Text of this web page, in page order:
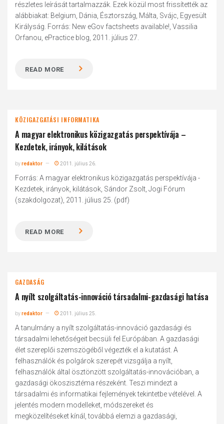
részletes leírását tartalmazzák. Ezek közül most frissítették az
alábbiakat: Belgium, Dánia, Észtország, Málta, Svájc, Egyesült
Királyság. Forrás: New eGov factsheets available!, Vassilia
Orfanou, ePractice blog, 2011. július 27.
READ MORE
KÖZIGAZGATÁSI INFORMATIKA
A magyar elektronikus közigazgatás perspektívája –
Kezdetek, irányok, kilátások
byredaktor 2011. július 26.
Forrás: A magyar elektronikus közigazgatás perspektívája -
Kezdetek, irányok, kilátások, Sándor Zsolt, Jogi Fórum
(szakdolgozat), 2011. július 25. (pdf)
READ MORE
GAZDASÁG
A nyílt szolgáltatás-innováció társadalmi-gazdasági hatása
byredaktor 2011. július 25.
A tanulmány a nyílt szolgáltatás-innováció gazdasági és
társadalmi lehetőségeit becsüli fel Európában. A gazdasági
élet szereplői szemszögéből végezték el a kutatást. A
felhasználók és polgárok szerepét vizsgálja a nyílt,
felhasználók által ösztönzött szolgáltatás-innovációban, a
gazdasági ökoszisztéma részeként. Teszi mindezt a
társadalmi és informatikai fejlemények tekintetbe vételével. A
jelentés modern modelleket, módszereket és
megközelítéseket kínál, továbbá elemzi a gazdasági,